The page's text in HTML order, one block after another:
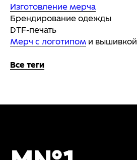
Изготовление мерча
Брендирование одежды
DTF-печать
Мерч с логотипом и вышивкой
Все теги